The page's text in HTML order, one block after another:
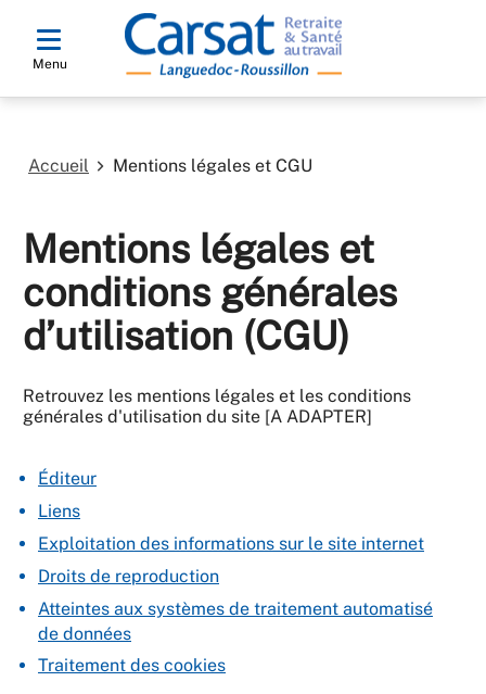
Menu
Accueil Mentions légales et CGU
Mentions légales et
conditions générales
d’utilisation (CGU)
Retrouvez les mentions légales et les conditions
générales d'utilisation du site [A ADAPTER]
Éditeur
Liens
Exploitation des informations sur le site internet
Droits de reproduction
Atteintes aux systèmes de traitement automatisé
de données
Traitement des cookies